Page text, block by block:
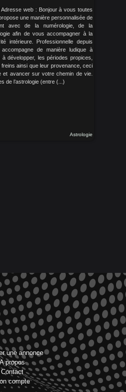
web : Bonjour à vous toutes
une manière personnalisée de
avec de la numérologie, de la
afin de vous accompagner à la
intérieure. Professionnelle depuis
de manière ludique à
développer, les périodes propices,
ainsi que leur provenance, ceci
et avancer sur votre chemin de vie.
de l’astrologie (entre (...)
Astrologie
une annonce
propos
Contact
compte